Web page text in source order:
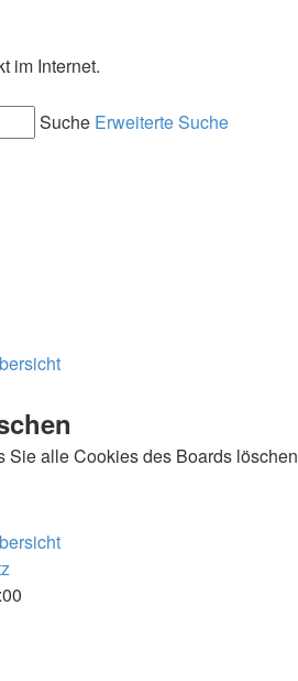
im Internet.
Suche Erweiterte Suche
Sie alle Cookies des Boards löschen